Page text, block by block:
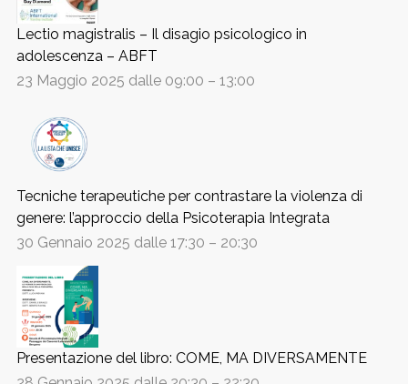
Lectio magistralis – Il disagio psicologico in
adolescenza – ABFT
23 Maggio 2025 dalle 09:00 – 13:00
Tecniche terapeutiche per contrastare la violenza di
genere: l’approccio della Psicoterapia Integrata
30 Gennaio 2025 dalle 17:30 – 20:30
Presentazione del libro: COME, MA DIVERSAMENTE